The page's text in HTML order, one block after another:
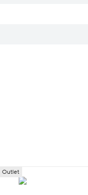
Outlet